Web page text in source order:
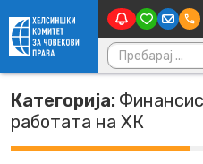
Skip to content
Пребарувај
Категорија:
работата на ХК